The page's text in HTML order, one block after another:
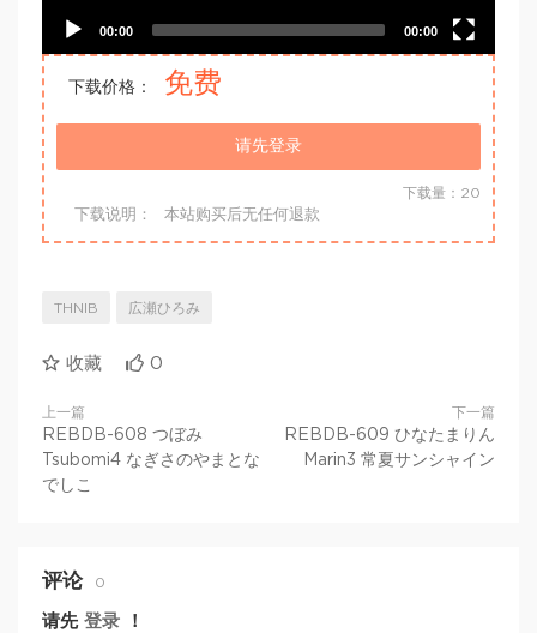
00:00 00:00
下载价格： 免费
请先登录
下载量：20
下载说明： 本站购买后无任何退款
THNIB 広瀬ひろみ
收藏 0
上一篇
REBDB-608 つぼみ
Tsubomi4 なぎさのやまとな
でしこ
下一篇
REBDB-609 ひなたまりん
Marin3 常夏サンシャイン
评论 0
请先 登录 ！